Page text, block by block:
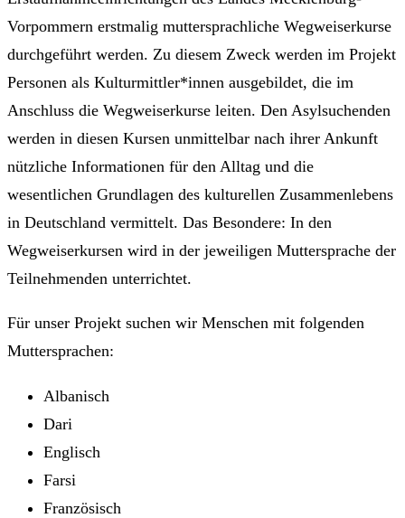
Vorpommern erstmalig muttersprachliche Wegweiserkurse
durchgeführt werden. Zu diesem Zweck werden im Projekt
Personen als Kulturmittler*innen ausgebildet, die im
Anschluss die Wegweiserkurse leiten. Den Asylsuchenden
werden in diesen Kursen unmittelbar nach ihrer Ankunft
nützliche Informationen für den Alltag und die
wesentlichen Grundlagen des kulturellen Zusammenlebens
in Deutschland vermittelt. Das Besondere: In den
Wegweiserkursen wird in der jeweiligen Muttersprache der
Teilnehmenden unterrichtet.
Für unser Projekt suchen wir Menschen mit folgenden
Muttersprachen:
Albanisch
Dari
Englisch
Farsi
Französisch